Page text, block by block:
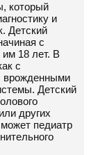
который
и
Детский
с
им 18 лет. В
с
врожденными
Детский
других
педиатр